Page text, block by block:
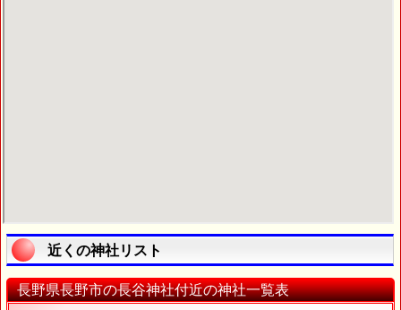
近くの神社リスト
長野県長野市の長谷神社付近の神社一覧表